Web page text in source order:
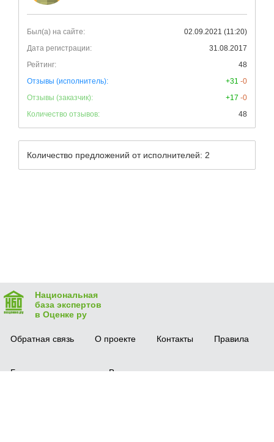
Был(а) на сайте:
02.09.2021 (11:20)
Дата регистрации:
31.08.2017
Рейтинг:
48
Отзывы (исполнитель):
+31 -0
Отзывы (заказчик):
+17 -0
Количество отзывов:
48
Количество предложений от исполнителей: 2
Национальная
база экспертов
в Оценке ру
Обратная связь О проекте Контакты Правила
Безопасная сделка Вопрос-ответ